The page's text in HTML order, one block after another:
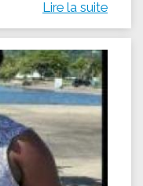
Lire la suite